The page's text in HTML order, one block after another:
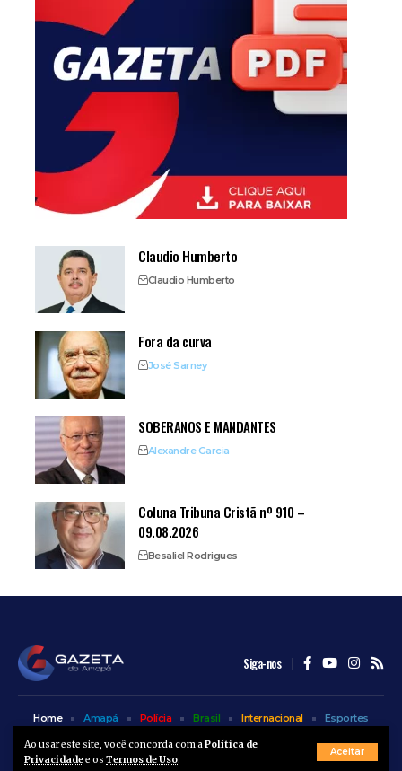
Ao usar este site, você concorda com aPolítica de
Privacidadee os Termos de Uso.
Aceitar
Claudio Humberto
Claudio Humberto
Fora da curva
José Sarney
SOBERANOS E MANDANTES
Alexandre Garcia
Coluna Tribuna Cristã nº 910 –
09.08.2026
Besaliel Rodrigues
Siga-nos
© A Gazeta do Amapá - 2025. Todos os direitos reservados.
Home Amapá Polícia Brasil Internacional
Esportes
Bem Estar
Entretenimento